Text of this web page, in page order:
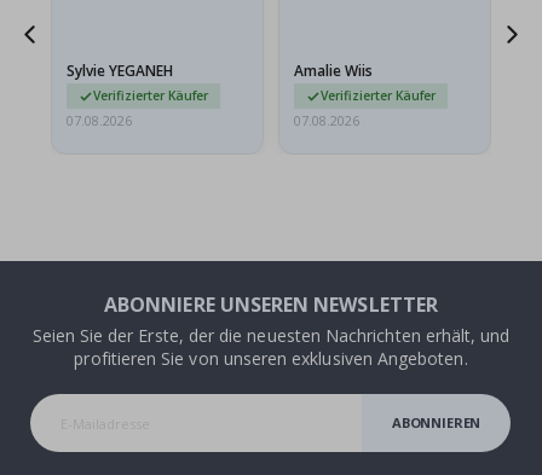
sie…
Sylvie YEGANEH
Verifizierter Käufer
07.08.2026
Amalie Wiis
Verifizierter Käufer
07.08.2026
ABONNIERE UNSEREN NEWSLETTER
Seien Sie der Erste, der die neuesten Nachrichten erhält, und
profitieren Sie von unseren exklusiven Angeboten.
ABONNIEREN